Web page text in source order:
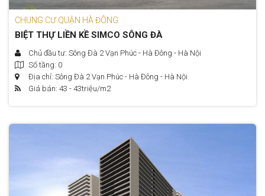
CHUNG CƯ QUẬN HÀ ĐÔNG
BIỆT THỰ LIỀN KỀ SIMCO SÔNG ĐÀ
Chủ đầu tư: Sông Đà 2 Vạn Phúc - Hà Đông - Hà Nội
Số tầng: 0
Địa chỉ: Sông Đà 2 Vạn Phúc - Hà Đông - Hà Nội
Giá bán: 43 - 43triệu/m2